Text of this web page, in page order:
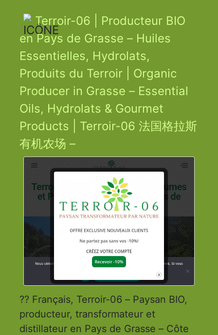
Terroir-06 | Producteur BIO
en Pays de Grasse – Huiles
Essentielles, Hydrolats,
Produits du Terroir | Organic
Producer in Grasse – Essential
Oils, Hydrolats & Gourmet
Products | Terroir-06 法国格拉斯
有机农场 –
?? Français, Terroir-06 – Paysan BIO,
producteur, transformateur et
distillateur en Pays de Grasse – Côte